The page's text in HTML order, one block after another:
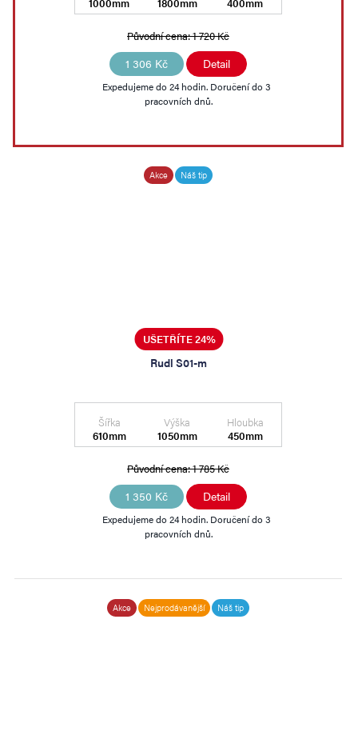
Původní cena:1 720 Kč
1 306 Kč Detail
Expedujeme do 24 hodin. Doručení do 3
pracovních dnů.
Akce Náš tip
UŠETŘÍTE 24%
Rudl S01-m
Šířka
610mm
Výška
1050mm
Hloubka
450mm
Původní cena:1 785 Kč
1 350 Kč Detail
Expedujeme do 24 hodin. Doručení do 3
pracovních dnů.
Akce Nejprodávanější Náš tip